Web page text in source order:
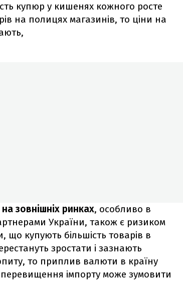
купюр у кишенях кожного росте
на полицях магазинів, то ціни на
зовнішніх ринках, особливо в
України, також є ризиком
що купують більшість товарів в
зростати і зазнають
то приплив валюти в країну
імпорту може зумовити